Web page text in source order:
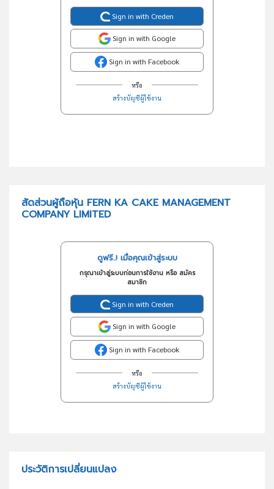
Sign in with Creden
Sign in with Google
Sign in with Facebook
หรือ
สร้างบัญชีผู้ใช้งาน
สัดส่วนผู้ถือหุ้น FERN KA CAKE MANAGEMENT
COMPANY LIMITED
ดูฟรี..! เมื่อคุณเข้าสู่ระบบ
กรุณาเข้าสู่ระบบก่อนการใช้งาน หรือ สมัคร
สมาชิก
Sign in with Creden
Sign in with Google
Sign in with Facebook
หรือ
สร้างบัญชีผู้ใช้งาน
ประวัติการเปลี่ยนแปลง